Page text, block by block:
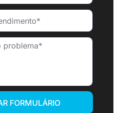
FORMULÁRIO